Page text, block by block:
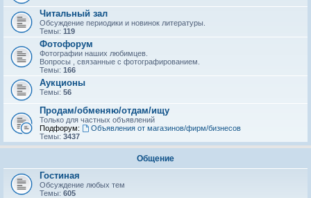
Читальный зал
Обсуждение периодики и новинок литературы.
Темы: 119
Фотофорум
Фотографии наших любимцев.
Вопросы , связанные с фотографированием.
Темы: 166
Аукционы
Темы: 56
Продам/обменяю/отдам/ищу
Только для частных объявлений
Подфорум:
Объявления от магазинов/фирм/бизнесов
Темы: 3437
Общение
Гостиная
Обсуждение любых тем
Темы: 605